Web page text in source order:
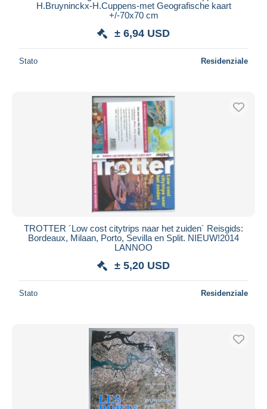
H.Bruyninckx-H.Cuppens-met Geografische kaart
+/-70x70 cm
± 6,94 USD
Stato Residenziale
TROTTER ´Low cost citytrips naar het zuiden´ Reisgids:
Bordeaux, Milaan, Porto, Sevilla en Split. NIEUW!2014
LANNOO
± 5,20 USD
Stato Residenziale